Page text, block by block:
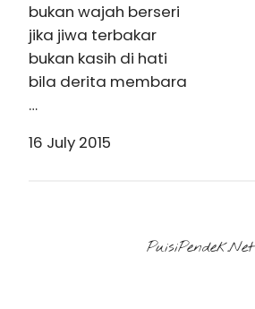
bukan wajah berseri
jika jiwa terbakar
bukan kasih di hati
bila derita membara
…
16 July 2015
PuisiPendek.Net